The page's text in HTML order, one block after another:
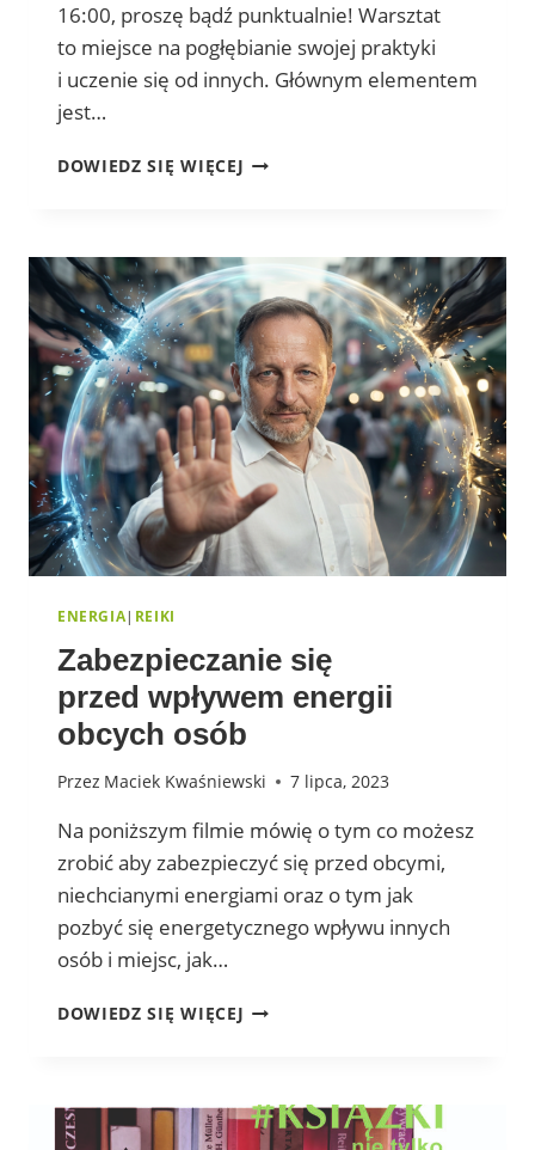
16:00, proszę bądź punktualnie! Warsztat
to miejsce na pogłębianie swojej praktyki
i uczenie się od innych. Głównym elementem
jest…
DOWIEDZ SIĘ WIĘCEJ WARSZTATY
ENERGIA| REIKI
Zabezpieczanie się
przed wpływem energii
obcych osób
Przez Maciek Kwaśniewski 7 lipca, 2023
Na poniższym filmie mówię o tym co możesz
zrobić aby zabezpieczyć się przed obcymi,
niechcianymi energiami oraz o tym jak
pozbyć się energetycznego wpływu innych
osób i miejsc, jak…
DOWIEDZ SIĘ WIĘCEJ ZABEZPIECZANIE
OBCYCH
OSÓB